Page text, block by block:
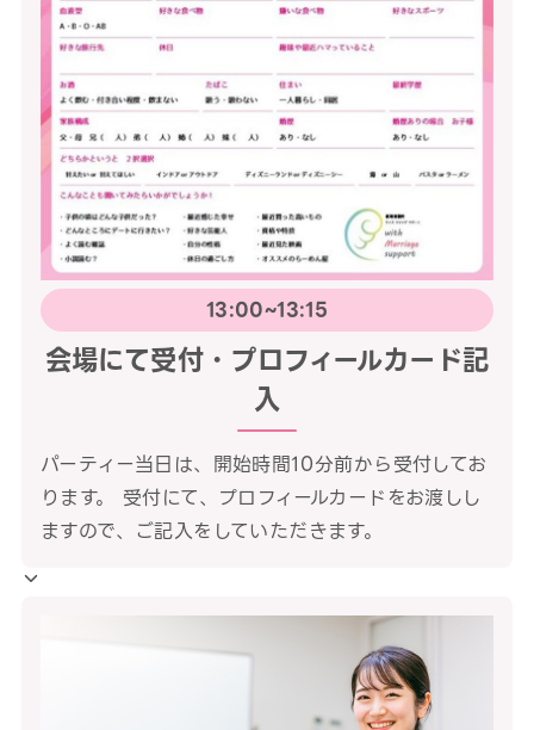
13:00~13:15
会場にて受付・プロフィールカード記
入
パーティー当日は、開始時間10分前から受付してお
ります。 受付にて、プロフィールカードをお渡しし
ますので、ご記入をしていただきます。